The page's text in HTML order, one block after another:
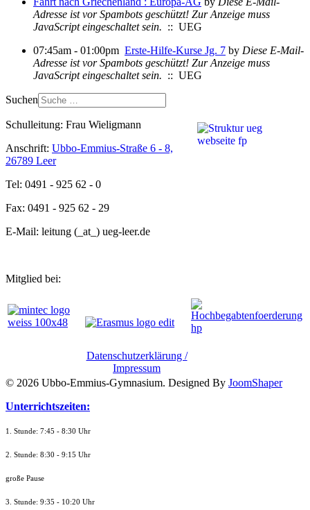
Adresse ist vor Spambots geschützt! Zur Anzeige muss
JavaScript eingeschaltet sein. :: UEG
07:45am - 01:00pm Erste-Hilfe-Kurse Jg. 7 by Diese E-Mail-
Adresse ist vor Spambots geschützt! Zur Anzeige muss
JavaScript eingeschaltet sein. :: UEG
Suchen
Schulleitung: Frau Wieligmann
Anschrift: Ubbo-Emmius-Straße 6 - 8,
26789 Leer
Tel: 0491 - 925 62 - 0
Fax: 0491 - 925 62 - 29
E-Mail: leitung (_at_) ueg-leer.de
Mitglied bei:
Datenschutzerklärung /
Impressum
© 2026 Ubbo-Emmius-Gymnasium. Designed By JoomShaper
Unterrichtszeiten:
1. Stunde: 7:45 - 8:30 Uhr
2. Stunde: 8:30 - 9:15 Uhr
große Pause
3. Stunde: 9:35 - 10:20 Uhr